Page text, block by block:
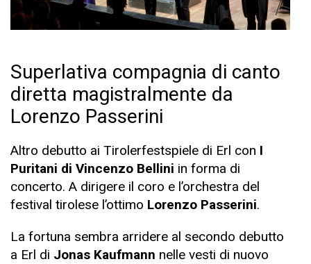
Superlativa compagnia di canto
diretta magistralmente da
Lorenzo Passerini
Altro debutto ai Tirolerfestspiele di Erl con I
Puritani di Vincenzo Bellini in forma di
concerto. A dirigere il coro e l’orchestra del
festival tirolese l’ottimo Lorenzo Passerini.
La fortuna sembra arridere al secondo debutto
a Erl di Jonas Kaufmann nelle vesti di nuovo